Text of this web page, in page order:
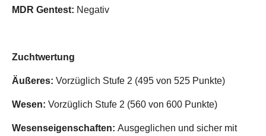
MDR Gentest: Negativ
Zuchtwertung
Äußeres: Vorzüglich Stufe 2 (495 von 525 Punkte)
Wesen: Vorzüglich Stufe 2 (560 von 600 Punkte)
Wesenseigenschaften: Ausgeglichen und sicher mit